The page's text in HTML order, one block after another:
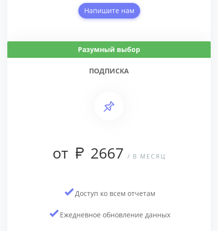
Напишите нам
Разумный выбор
ПОДПИСКА
от 2667 / В МЕСЯЦ
Доступ ко всем отчетам
Ежедневное обновление данных